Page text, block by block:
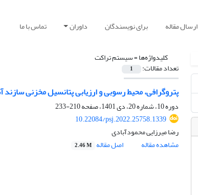
ارسال مقاله برای نویسندگان داوران تماس با ما
کلیدواژه‌ها =سیستم تراکت
تعداد مقالات: 1
پتروگرافی، محیط رسوبی و ارزیابی پتانسیل مخزنی
دوره 10، شماره 20، دی 1401، صفحه
210-233
10.22084/psj.2022.25758.1339
رضا میرزایی محمودآبادی
مشاهده مقاله
اصل مقاله 2.46 M